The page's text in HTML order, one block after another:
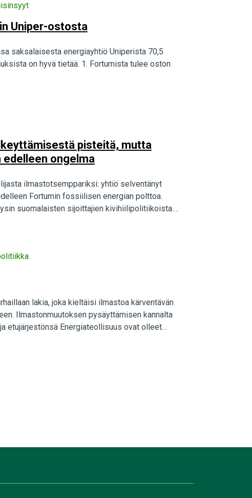
Uniper-ostosta
saksalaisesta energiayhtiö Uniperista 70,5
on hyvä tietää. 1. Fortumista tulee oston
pisteitä, mutta
ongelma
ilmastotsemppariksi: yhtiö selventänyt
Fortumin fossiilisen energian polttoa.
suomalaisten sijoittajien kivihiilipolitiikoista.
lakia, joka kieltäisi ilmastoa kärventävän
Ilmastonmuutoksen pysäyttämisen kannalta
etujärjestönsä Energiateollisuus ovat olleet
kivihiilikielto ei voi mitenkään olla yllätys heille.